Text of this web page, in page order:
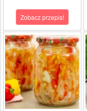
Zobacz przepis!